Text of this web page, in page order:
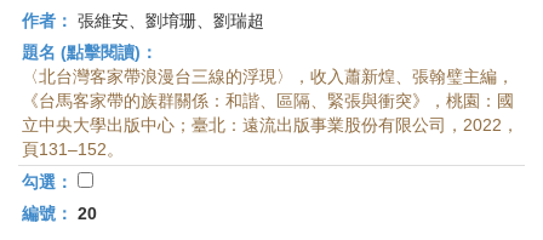
作者： 張維安、劉堉珊、劉瑞超
題名 (點擊閱讀)：
〈北台灣客家帶浪漫台三線的浮現〉，收入蕭新煌、張翰璧主編，
《台馬客家帶的族群關係：和諧、區隔、緊張與衝突》，桃園：國
立中央大學出版中心；臺北：遠流出版事業股份有限公司，2022，
頁131–152。
勾選：
編號： 20